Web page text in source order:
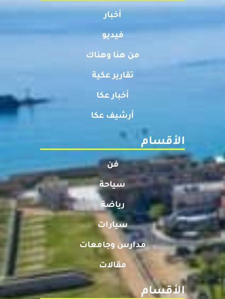
أخبار
فيديو
من هنا وهناك
تقارير عكية
أخبار عكا
أرشيف عكا
الأقسام
فن
سياحة
رياضة
سيارات
مدارس وجامعات
مقالات
الأقسام